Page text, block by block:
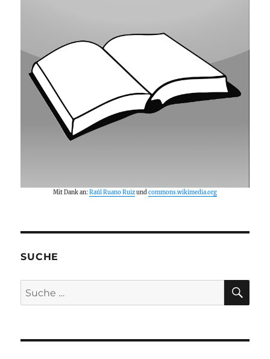
Mit Dank an:Raúl Ruano Ruizundcommons.wikimedia.org
SUCHE
Suche
nach: